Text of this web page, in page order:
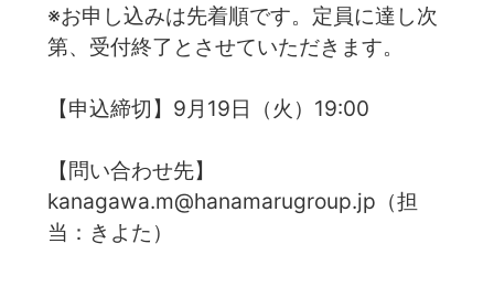
※お申し込みは先着順です。定員に達し次
第、受付終了とさせていただきます。
【申込締切】9月19日（火）19:00
【問い合わせ先】
kanagawa.m@hanamarugroup.jp（担
当：きよた）